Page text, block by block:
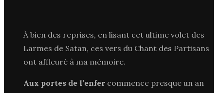
À bien des reprises, en lisant cet ultime volet des
Larmes de Satan, ces vers du Chant des Partisans
ont affleuré à ma mémoire.
Aux portes de l’enfer commence presque un an